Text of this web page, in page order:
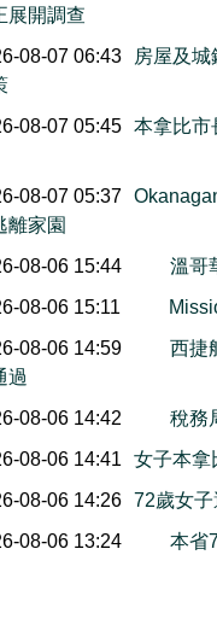
展開調查
08-07 06:43
房屋及
08-07 05:45
本拿比市
08-07 05:37
離家園
08-06 15:44
溫哥
08-06 15:11
08-06 14:59
西捷
過
08-06 14:42
稅務
08-06 14:41
女子本拿
08-06 14:26
72歲女
08-06 13:24
本省